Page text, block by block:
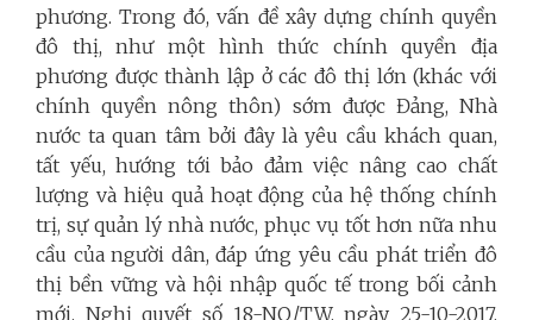
phương. Trong đó, vấn đề xây dựng chính quyền
đô thị, như một hình thức chính quyền địa
phương được thành lập ở các đô thị lớn (khác với
chính quyền nông thôn) sớm được Đảng, Nhà
nước ta quan tâm bởi đây là yêu cầu khách quan,
tất yếu, hướng tới bảo đảm việc nâng cao chất
lượng và hiệu quả hoạt động của hệ thống chính
trị, sự quản lý nhà nước, phục vụ tốt hơn nữa nhu
cầu của người dân, đáp ứng yêu cầu phát triển đô
thị bền vững và hội nhập quốc tế trong bối cảnh
mới. Nghị quyết số 18-NQ/TW, ngày 25-10-2017,